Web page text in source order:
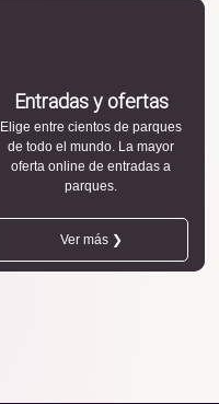
Entradas y ofertas
Elige entre cientos de parques
de todo el mundo. La mayor
oferta online de entradas a
parques.
Ver más ❯